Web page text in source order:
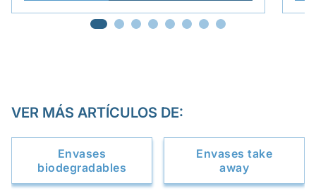
VER MÁS ARTÍCULOS DE:
Envases
biodegradables
Envases take
away